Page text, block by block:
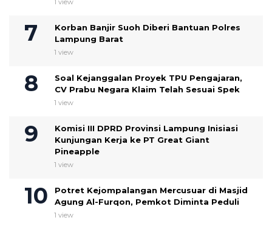
1 view
Korban Banjir Suoh Diberi Bantuan Polres
Lampung Barat
1 view
Soal Kejanggalan Proyek TPU Pengajaran,
CV Prabu Negara Klaim Telah Sesuai Spek ‎
1 view
Komisi III DPRD Provinsi Lampung Inisiasi
Kunjungan Kerja ke PT Great Giant
Pineapple
1 view
Potret Kejompalangan Mercusuar di Masjid
Agung Al-Furqon, Pemkot Diminta Peduli
1 view